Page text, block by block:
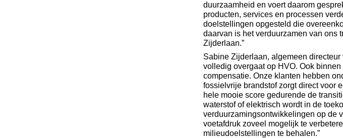
duurzaamheid en voert daarom
producten, services en processen
doelstellingen opgesteld die
daarvan is het verduurzamen van ons
Zijderlaan.”
Sabine Zijderlaan, algemeen
volledig overgaat op HVO. Ook
compensatie. Onze klanten hebben
fossielvrije brandstof zorgt direct voor
hele mooie score gedurende de
waterstof of elektrisch wordt in de
verduurzamingsontwikkelingen op de
voetafdruk zoveel mogelijk te
milieudoelstellingen te behalen.”